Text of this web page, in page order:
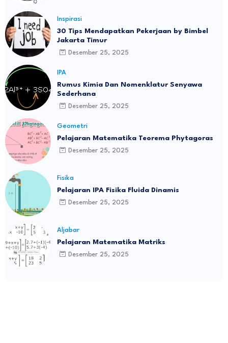
Inspirasi
30 Tips Mendapatkan Pekerjaan by Bimbel
Jakarta Timur
Desember 25, 2025
IPA
Rumus Kimia Dan Nomenklatur Senyawa
Sederhana
Desember 25, 2025
Geometri
Pelajaran Matematika Teorema Phytagoras
Desember 25, 2025
Fisika
Pelajaran IPA Fisika Fluida Dinamis
Desember 25, 2025
Aljabar
Pelajaran Matematika Matriks
Desember 25, 2025